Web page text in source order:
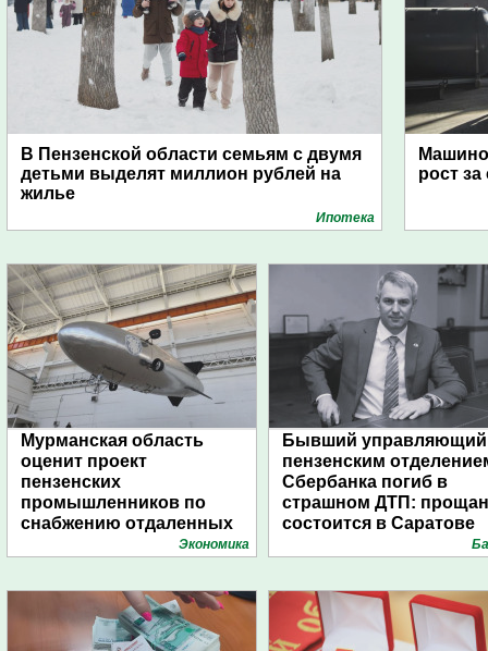
В Пензенской области семьям с двумя
детьми выделят миллион рублей на
жилье
Ипотека
рост за
Мурманская область
оценит проект
пензенских
промышленников по
снабжению отдаленных
поселений с помощью
Экономика
Бывший управляющий
пензенским
Сбербанка погиб в
страшном ДТП:
состоится в Саратове